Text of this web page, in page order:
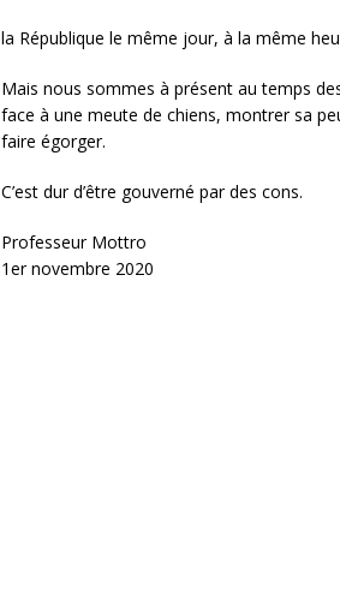
la République le même jour, à la même
Mais nous sommes à présent au temps
face à une meute de chiens, montrer sa
faire égorger.
C’est dur d’être gouverné par des cons.
Professeur Mottro
1er novembre 2020